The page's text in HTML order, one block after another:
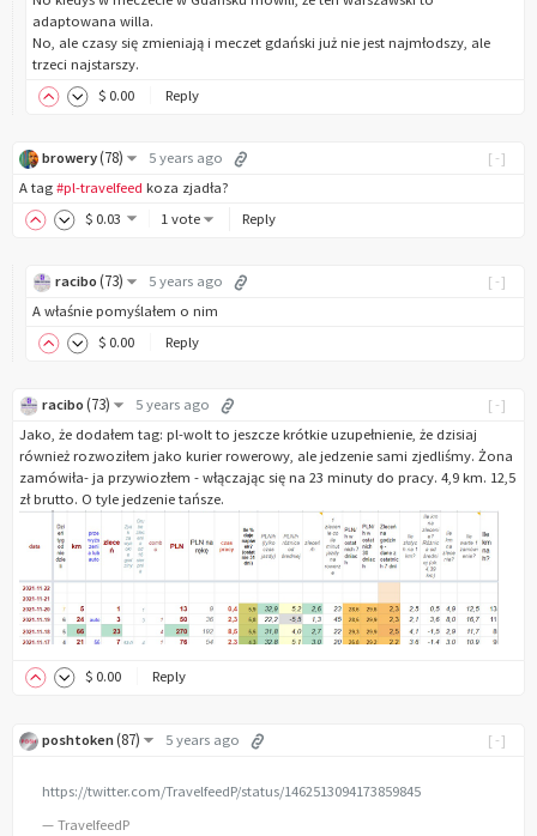
adaptowana willa.
No, ale czasy się zmieniają i meczet gdański już nie jest najmłodszy, ale
trzeci najstarszy.
$ 0.00 Reply
[-]
browery(78)
5 years ago
A tag #pl-travelfeed koza zjadła?
$ 0.03 1 vote Reply
[-]
racibo (73)
5 years ago
A właśnie pomyślałem o nim
$ 0.00 Reply
[-]
racibo (73)
5 years ago
Jako, że dodałem tag: pl-wolt to jeszcze krótkie uzupełnienie, że dzisiaj
również rozwoziłem jako kurier rowerowy, ale jedzenie sami zjedliśmy. Żona
zamówiła- ja przywiozłem - włączając się na 23 minuty do pracy. 4,9 km. 12,5
zł brutto. O tyle jedzenie tańsze.
$ 0.00 Reply
[-]
poshtoken(87) 5 years ago
https://twitter.com/TravelfeedP/status/1462513094173859845
— TravelfeedP